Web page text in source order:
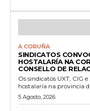
A CORUÑA
SINDICATOS
HOSTALARÍA NA
CONSELLO DE
Os sindicatos UXT, CIG
hostalaría na provincia
5 Agosto, 2026